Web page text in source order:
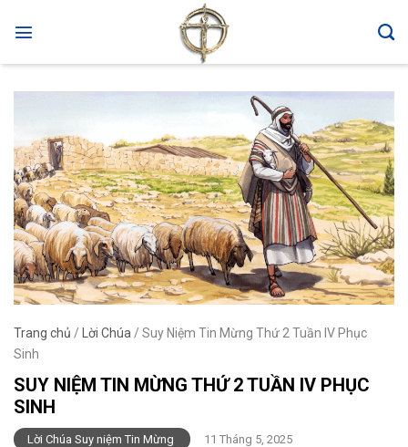
Trang chủ / Lời Chúa / Suy Niệm Tin Mừng Thứ 2 Tuần IV Phục
Sinh
SUY NIỆM TIN MỪNG THỨ 2 TUẦN IV PHỤC
SINH
Lời Chúa Suy niệm Tin Mừng 11 Tháng 5, 2025